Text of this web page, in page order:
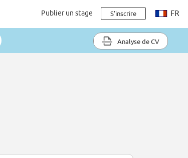
Publier un stage S'inscrire FR
Analyse de CV